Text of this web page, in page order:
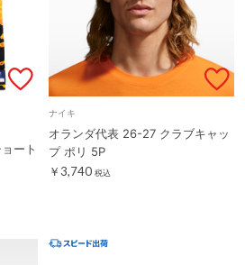
ート
ナイキ
オランダ代表 26-27 クラブキャッ
プ ポリ 5P
￥3,740 税込